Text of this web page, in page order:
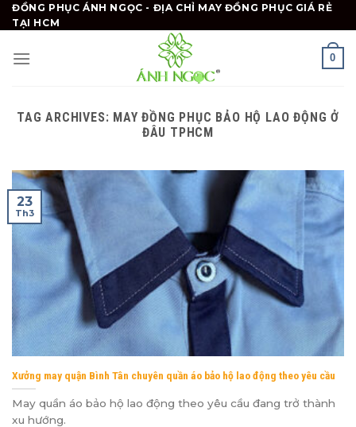
Skip
to
ĐỒNG PHỤC ÁNH NGỌC - ĐỊA CHỈ MAY ĐỒNG PHỤC GIÁ RẺ
TẠI HCM
0
TAG ARCHIVES: MAY ĐỒNG PHỤC BẢO HỘ LAO ĐỘNG Ở
ĐÂU TPHCM
Xưởng may quận Bình Tân chuyên quần áo bảo hộ lao động theo yêu cầu
May quần áo bảo hộ lao động theo yêu cầu đang trở thành
xu hướng.
23
Th3